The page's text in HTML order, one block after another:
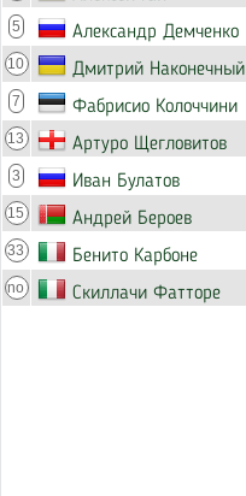
5 Александр Демченко
10 Дмитрий Наконечный
7 Фабрисио Колоччини
13 Артуро Щегловитов
3 Иван Булатов
15 Андрей Бероев
33 Бенито Карбоне
no Скиллачи Фатторе